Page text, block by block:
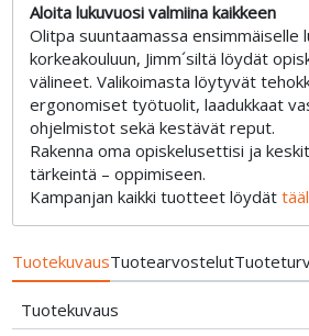
Aloita lukuvuosi valmiina kaikkeen
Olitpa suuntaamassa ensimmäiselle
korkeakouluun, Jimm´siltä löydät
välineet. Valikoimasta löytyvät
ergonomiset työtuolit, laadukkaat
ohjelmistot sekä kestävät reput.
Rakenna oma opiskelusettisi ja
tärkeintä – oppimiseen.
Kampanjan kaikki tuotteet löydät
TuotekuvausTuotearvostelut
Tuotekuvaus